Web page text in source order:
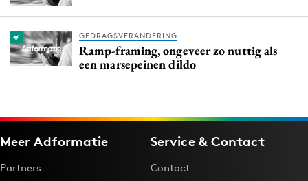
GEDRAGSVERANDERING
Ramp-framing, ongeveer zo nuttig als
een marsepeinen dildo
Meer Adformatie
Partners
Service & Contact
Contact